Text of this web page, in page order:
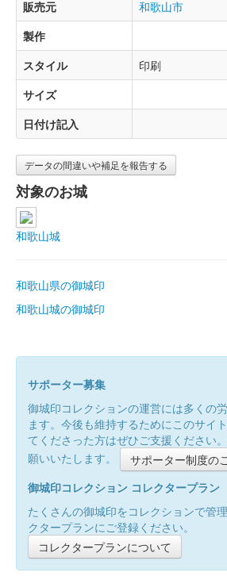
販売元
和歌山市
製作
スタイル
印刷
サイズ
日付け記入
データの間違いや補足を報告する
対象のお城
和歌山城
和歌山県の御城印
和歌山城の御城印
サポーター募集
御城印コレクションの運営には多くの
ます。今後も維持するためにこのサイ
てくださった方はぜひご支援ください
願いいたします。
サポーター制度の
御城印コレクション コレクタープラン
たくさんの御城印をコレクションで管
クタープランにご登録ください。
コレクタープランについて